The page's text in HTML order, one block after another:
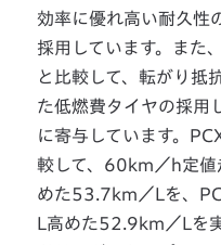
効率に優れ高い耐久性
採用しています。また
と比較して、転がり抵
た低燃費タイヤの採用
に寄与しています。
較して、60km／h定
めた53.7km／Lを、
L高めた52.9km／Lを